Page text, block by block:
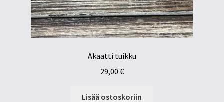
Akaatti tuikku
29,00 €
Lisää ostoskoriin